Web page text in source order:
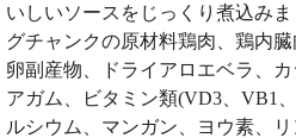
いしいソースをじっくり煮込み
グチャンクの原材料鶏肉、鶏内
卵副産物、ドライアロエベラ、
アガム、ビタミン類(VD3、VB1
ルシウム、マンガン、ヨウ素、